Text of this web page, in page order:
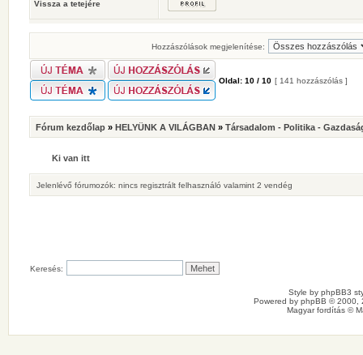
Vissza a tetejére
Hozzászólások megjelenítése:
Oldal: 10 / 10 [ 141 hozzászólás ]
Fórum kezdőlap » HELYÜNK A VILÁGBAN » Társadalom - Politika -
Ki van itt
Jelenlévő fórumozók: nincs regisztrált felhasználó valamint 2 vendég
Keresés:
Style by phpBB3
Powered by phpBB © 2000,
Magyar fordítás ©